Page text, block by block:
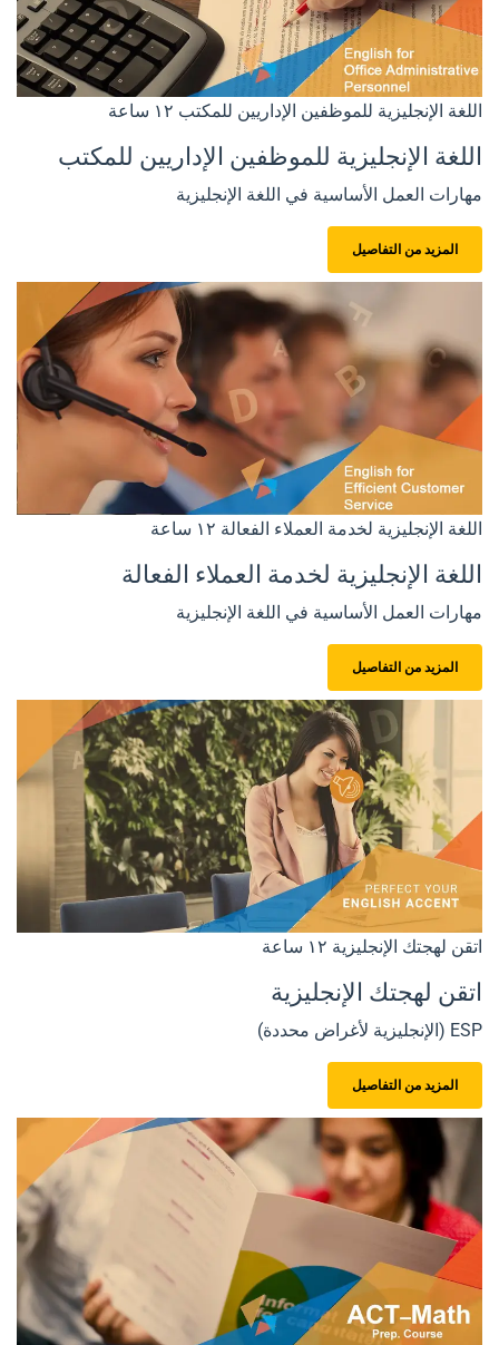
اللغة الإنجليزية للموظفين الإداريين للمكتب ١٢ ساعة
اللغة الإنجليزية للموظفين الإداريين للمكتب
مهارات العمل الأساسية في اللغة الإنجليزية
المزيد من التفاصيل
اللغة الإنجليزية لخدمة العملاء الفعالة ١٢ ساعة
اللغة الإنجليزية لخدمة العملاء الفعالة
مهارات العمل الأساسية في اللغة الإنجليزية
المزيد من التفاصيل
اتقن لهجتك الإنجليزية ١٢ ساعة
اتقن لهجتك الإنجليزية
ESP (الإنجليزية لأغراض محددة)
المزيد من التفاصيل